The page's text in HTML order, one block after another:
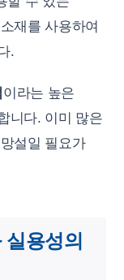
재를 사용하여
.
이라는 높은
니다. 이미 많은
설일 필요가
용성의